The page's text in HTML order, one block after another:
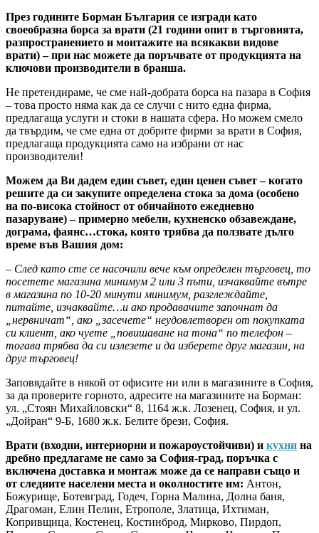
През годините Борман България се изгради като
своеобразна борса за врати (21 години опит в търговията,
разпространението и монтажите на всякакви видове
врати) – при нас можете да поръчвате от продукцията на
ключови производители в бранша.
Не претендираме, че сме най-добрата борса на пазара в София
– това просто няма как да се случи с нито една фирма,
предлагаща услуги и стоки в нашата сфера. Но можем смело
да твърдим, че сме една от добрите фирми за врати в София,
предлагаща продукцията само на избрани от нас
производители!
Можем да Ви дадем един съвет, един ценен съвет – когато
решите да си закупите определена стока за дома (особено
на по-висока стойност от обичайното ежедневно
пазаруване) – примерно мебели, кухненско обзавеждане,
дограма, фаянс…стока, която трябва да ползвате дълго
време във Вашия дом:
– След като сте се насочили вече към определен търговец, то
посетете магазина минимум 2 или 3 пъти, изчаквайте вътре
в магазина по 10-20 минути минимум, разглеждайте,
питайте, изчаквайте…и ако продавачите започнат да
„нервничат“, ако „засечете“ неудовлетворен от покупката
си клиент, ако чуете „повишаване на тона“ по телефон –
тогава трябва да си излезете и да изберете друг магазин, на
друг търговец!
Заповядайте в някой от офисите ни или в магазините в София,
за да проверите горното, адресите на магазините на Борман:
ул. „Стоян Михайловски“ 8, 1164 ж.к. Лозенец, София, и ул.
„Дойран“ 9-Б, 1680 ж.к. Белите брези, София.
Врати (входни, интериорни и пожароустойчиви) и кухни на
дребно предлагаме не само за София-град, поръчка с
включена доставка и монтаж може да се направи също и
от следните населени места и околностите им: Антон,
Божурище, Ботевград, Годеч, Горна Малина, Долна баня,
Драгоман, Елин Пелин, Етрополе, Златица, Ихтиман,
Копривщица, Костенец, Костинброд, Мирково, Пирдоп,